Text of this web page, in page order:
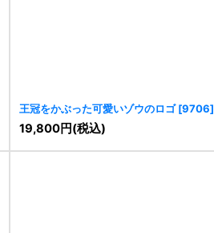
王冠をかぶった可愛いゾウのロゴ [9706]
19,800円(税込)